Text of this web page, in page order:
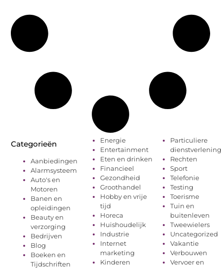
Categorieën
Aanbiedingen
Alarmsysteem
Auto's en
Motoren
Banen en
opleidingen
Beauty en
verzorging
Bedrijven
Blog
Boeken en
Tijdschriften
Energie
Entertainment
Eten en drinken
Financieel
Gezondheid
Groothandel
Hobby en vrije
tijd
Horeca
Huishoudelijk
Industrie
Internet
marketing
Kinderen
Particuliere
dienstverlening
Rechten
Sport
Telefonie
Testing
Toerisme
Tuin en
buitenleven
Tweewielers
Uncategorized
Vakantie
Verbouwen
Vervoer en